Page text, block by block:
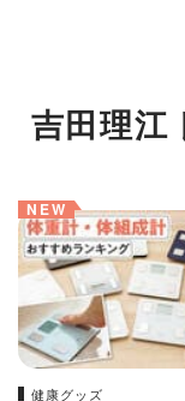
吉田理江
NEW
健康グッズ